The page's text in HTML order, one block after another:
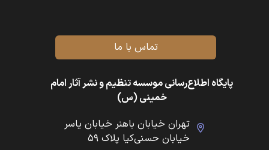
تماس با ما
پایگاه اطلاع‌رسانی موسسه تنظیم و نشر آثار امام
خمینی (س)
تهران خیابان باهنر خیابان یاسر
خیابان حسنی‌کیا پلاک ۵۹